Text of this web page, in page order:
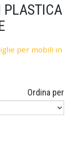
PLASTICA
per mobili in
Ordina per